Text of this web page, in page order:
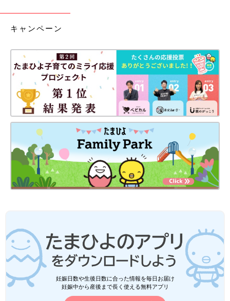
キャンペーン
妊娠日数や生後日数に合った情報を毎日お届け
妊娠中から産後まで長く使える無料アプリ